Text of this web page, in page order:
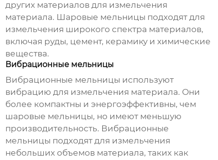
других материалов для измельчения
материала. Шаровые мельницы подходят для
измельчения широкого спектра материалов,
включая руды, цемент, керамику и химические
вещества.
Вибрационные мельницы
Вибрационные мельницы используют
вибрацию для измельчения материала. Они
более компактны и энергоэффективны, чем
шаровые мельницы, но имеют меньшую
производительность. Вибрационные
мельницы подходят для измельчения
небольших объемов материала, таких как